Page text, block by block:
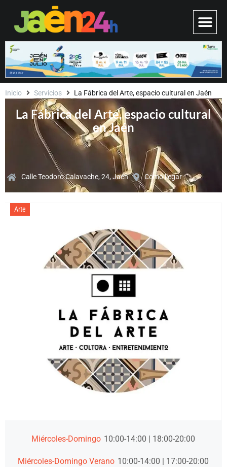
Inicio Servicios La Fábrica del Arte, espacio cultural en Jaén
La Fábrica del Arte, espacio cultural
en Jaén
Calle Teodoro Calavache, 24, Jaén Cómo llegar
Arte
Miércoles-Domingo 10:00-14:00 | 18:00-20:00
Miércoles-Domingo Verano 10:00-14:00 | 17:00-20:00